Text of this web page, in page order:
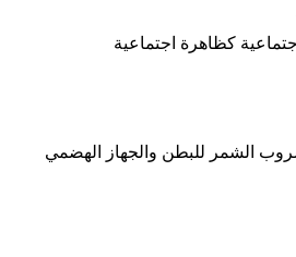
كظاهرة اجتماعية
الشمر للبطن والجهاز الهضمي